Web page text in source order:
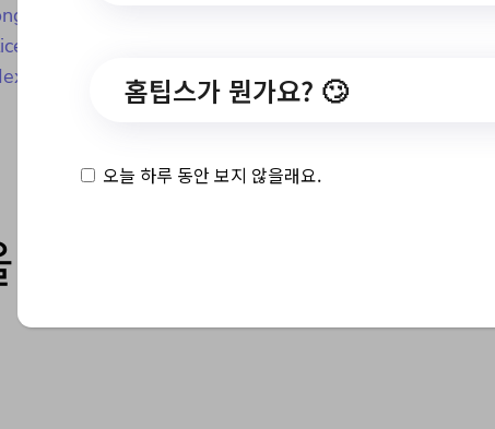
re/custmr_cntr/ntce/RegionNotice.do?
먼업 페어（＇
홈팁스가 뭔가요? 🙄
오늘 하루 동안 보지 않을래요.